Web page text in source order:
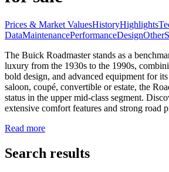
Prices & Market ValuesHistoryHighlights
DataMaintenancePerformanceDesignOther
The Buick Roadmaster stands as a
luxury from the 1930s to the 1990s,
bold design, and advanced equipment for
saloon, coupé, convertible or estate, the
status in the upper mid-class segment.
extensive comfort features and strong road
Read more
Search results